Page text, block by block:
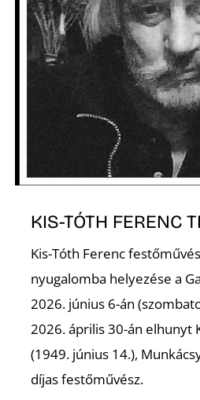
KIS-TÓTH FERENC
Kis-Tóth Ferenc
nyugalomba helyezése a
2026. június 6-án
2026. április 30-án elhunyt
(1949. június 14.),
díjas festőművész.